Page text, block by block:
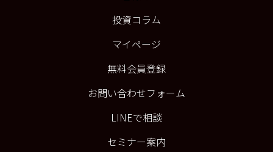
投資コラム
マイページ
無料会員登録
お問い合わせフォーム
LINEで相談
セミナー案内